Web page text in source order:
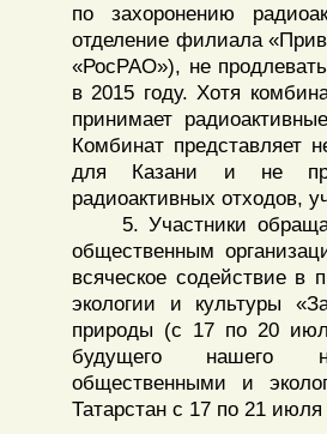
по захоронению
отделение филиала
«РосРАО»), не
в 2015 году. Хотя
принимает
Комбинат представляет
для Казани и не
радиоактивных отходов,
5. Участники
общественным
всяческое содействие в
экологии и культуры
природы (с 17 по 20
будущего нашего
общественными и
Татарстан с 17 по 21 июля